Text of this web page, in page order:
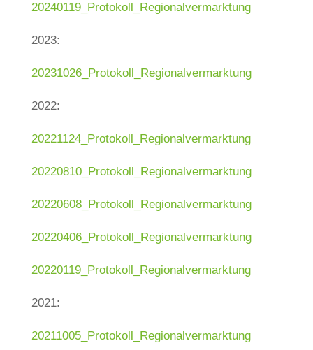
20240119_Protokoll_Regionalvermarktung
2023:
20231026_Protokoll_Regionalvermarktung
2022:
20221124_Protokoll_Regionalvermarktung
20220810_Protokoll_Regionalvermarktung
20220608_Protokoll_Regionalvermarktung
20220406_Protokoll_Regionalvermarktung
20220119_Protokoll_Regionalvermarktung
2021:
20211005_Protokoll_Regionalvermarktung